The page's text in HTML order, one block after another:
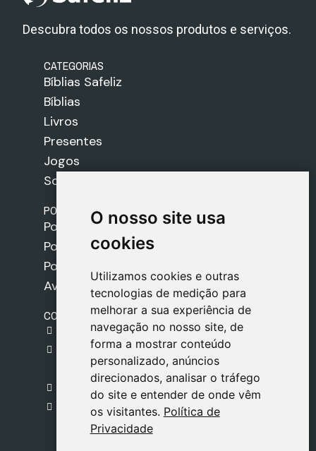
O nosso site usa
cookies
Utilizamos cookies e outras
tecnologias de medição para
melhorar a sua experiência de
navegação no nosso site, de
forma a mostrar conteúdo
personalizado, anúncios
direcionados, analisar o tráfego
do site e entender de onde vêm
os visitantes. Política de
Privacidade
O nosso site usa
cookies
Utilizamos cookies e outras
tecnologias de medição para
melhorar a sua experiência de
navegação no nosso site, de
forma a mostrar conteúdo
personalizado, anúncios
direcionados, analisar o tráfego
do site e entender de onde vêm
os visitantes. Política de
Privacidade
Descubra todos os nossos produtos e serviços.
CATEGORIAS
Bíblias Safeliz
Bíblias
Livros
Presentes
Jogos
Sobre nós
POLÍTICAS
Política de Envios
Política de Cookies
Política de Privacidade
Aviso Legal
CONTACTO
gestion@safeliz.com
C. del Pradillo, 6, 28770 Colmenar Viejo,
Madrid
+34 918 459 877
Segunda a Sexta
09:00 - 13:00